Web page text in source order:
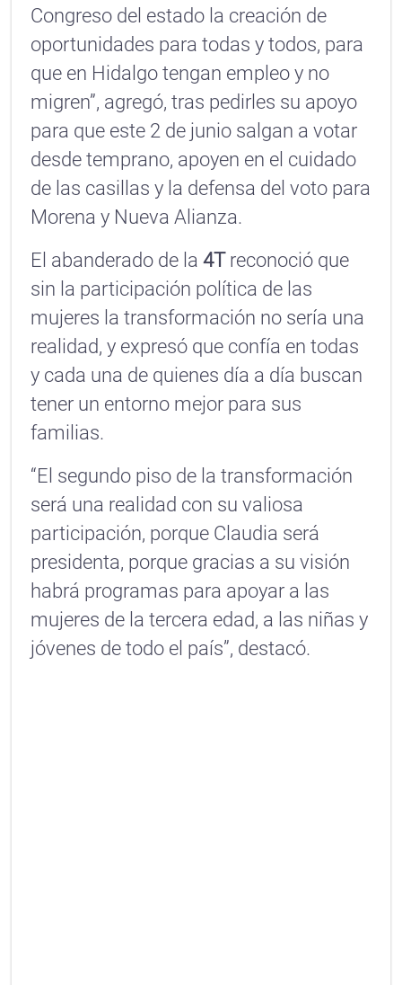
Congreso del estado la creación de
oportunidades para todas y todos, para
que en Hidalgo tengan empleo y no
migren”, agregó, tras pedirles su apoyo
para que este 2 de junio salgan a votar
desde temprano, apoyen en el cuidado
de las casillas y la defensa del voto para
Morena y Nueva Alianza.
El abanderado de la4Treconoció que
sin la participación política de las
mujeres la transformación no sería una
realidad, y expresó que confía en todas
y cada una de quienes día a día buscan
tener un entorno mejor para sus
familias.
“El segundo piso de la transformación
será una realidad con su valiosa
participación, porque Claudia será
presidenta, porque gracias a su visión
habrá programas para apoyar a las
mujeres de la tercera edad, a las niñas y
jóvenes de todo el país”, destacó.